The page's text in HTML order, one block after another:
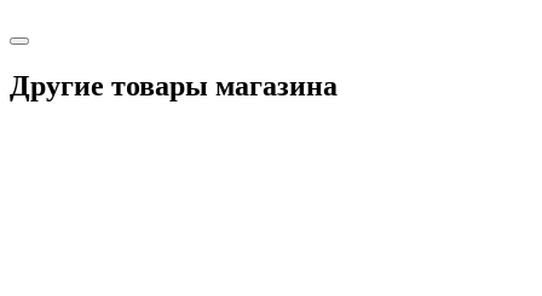
Другие товары магазина